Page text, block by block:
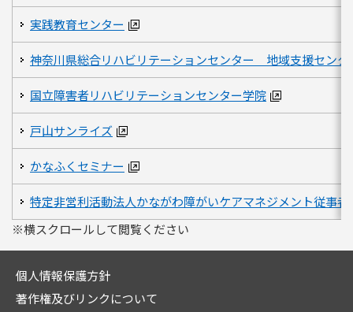
実践教育センター
神奈川県総合リハビリテーションセンター 地域支援センタ
国立障害者リハビリテーションセンター学院
戸山サンライズ
かなふくセミナー
特定非営利活動法人かながわ障がいケアマネジメント従事
※横スクロールして閲覧ください
個人情報保護方針
著作権及びリンクについて